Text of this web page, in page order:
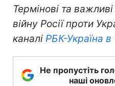
Термінові та
війну Росії проти
каналі РБК-Україна в
Не пропустіть
наші